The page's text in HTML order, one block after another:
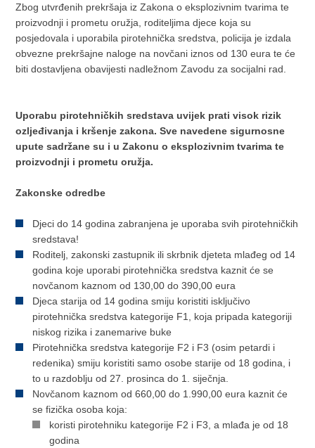
Zbog utvrđenih prekršaja iz Zakona o eksplozivnim tvarima te
proizvodnji i prometu oružja, roditeljima djece koja su
posjedovala i uporabila pirotehnička sredstva, policija je izdala
obvezne prekršajne naloge na novčani iznos od 130 eura te će
biti dostavljena obavijesti nadležnom Zavodu za socijalni rad.
Uporabu pirotehničkih sredstava uvijek prati visok rizik
ozljeđivanja i kršenje zakona. Sve navedene sigurnosne
upute sadržane su i u Zakonu o eksplozivnim tvarima te
proizvodnji i prometu oružja​.
Zakonske odredbe
Djeci do 14 godina zabranjena je uporaba svih pirotehničkih
sredstava!
Roditelj, zakonski zastupnik ili skrbnik djeteta mlađeg od 14
godina koje uporabi pirotehnička sredstva kaznit će se
novčanom kaznom od 130,00 do 390,00 eura
Djeca starija od 14 godina smiju koristiti isključivo
pirotehnička sredstva kategorije F1, koja pripada kategoriji
niskog rizika i zanemarive buke
Pirotehnička sredstva kategorije F2 i F3 (osim petardi i
redenika) smiju koristiti samo osobe starije od 18 godina, i
to u razdoblju od 27. prosinca do 1. siječnja.
Novčanom kaznom od 660,00 do 1.990,00 eura kaznit će
se fizička osoba koja:
koristi pirotehniku kategorije F2 i F3, a mlađa je od 18
godina